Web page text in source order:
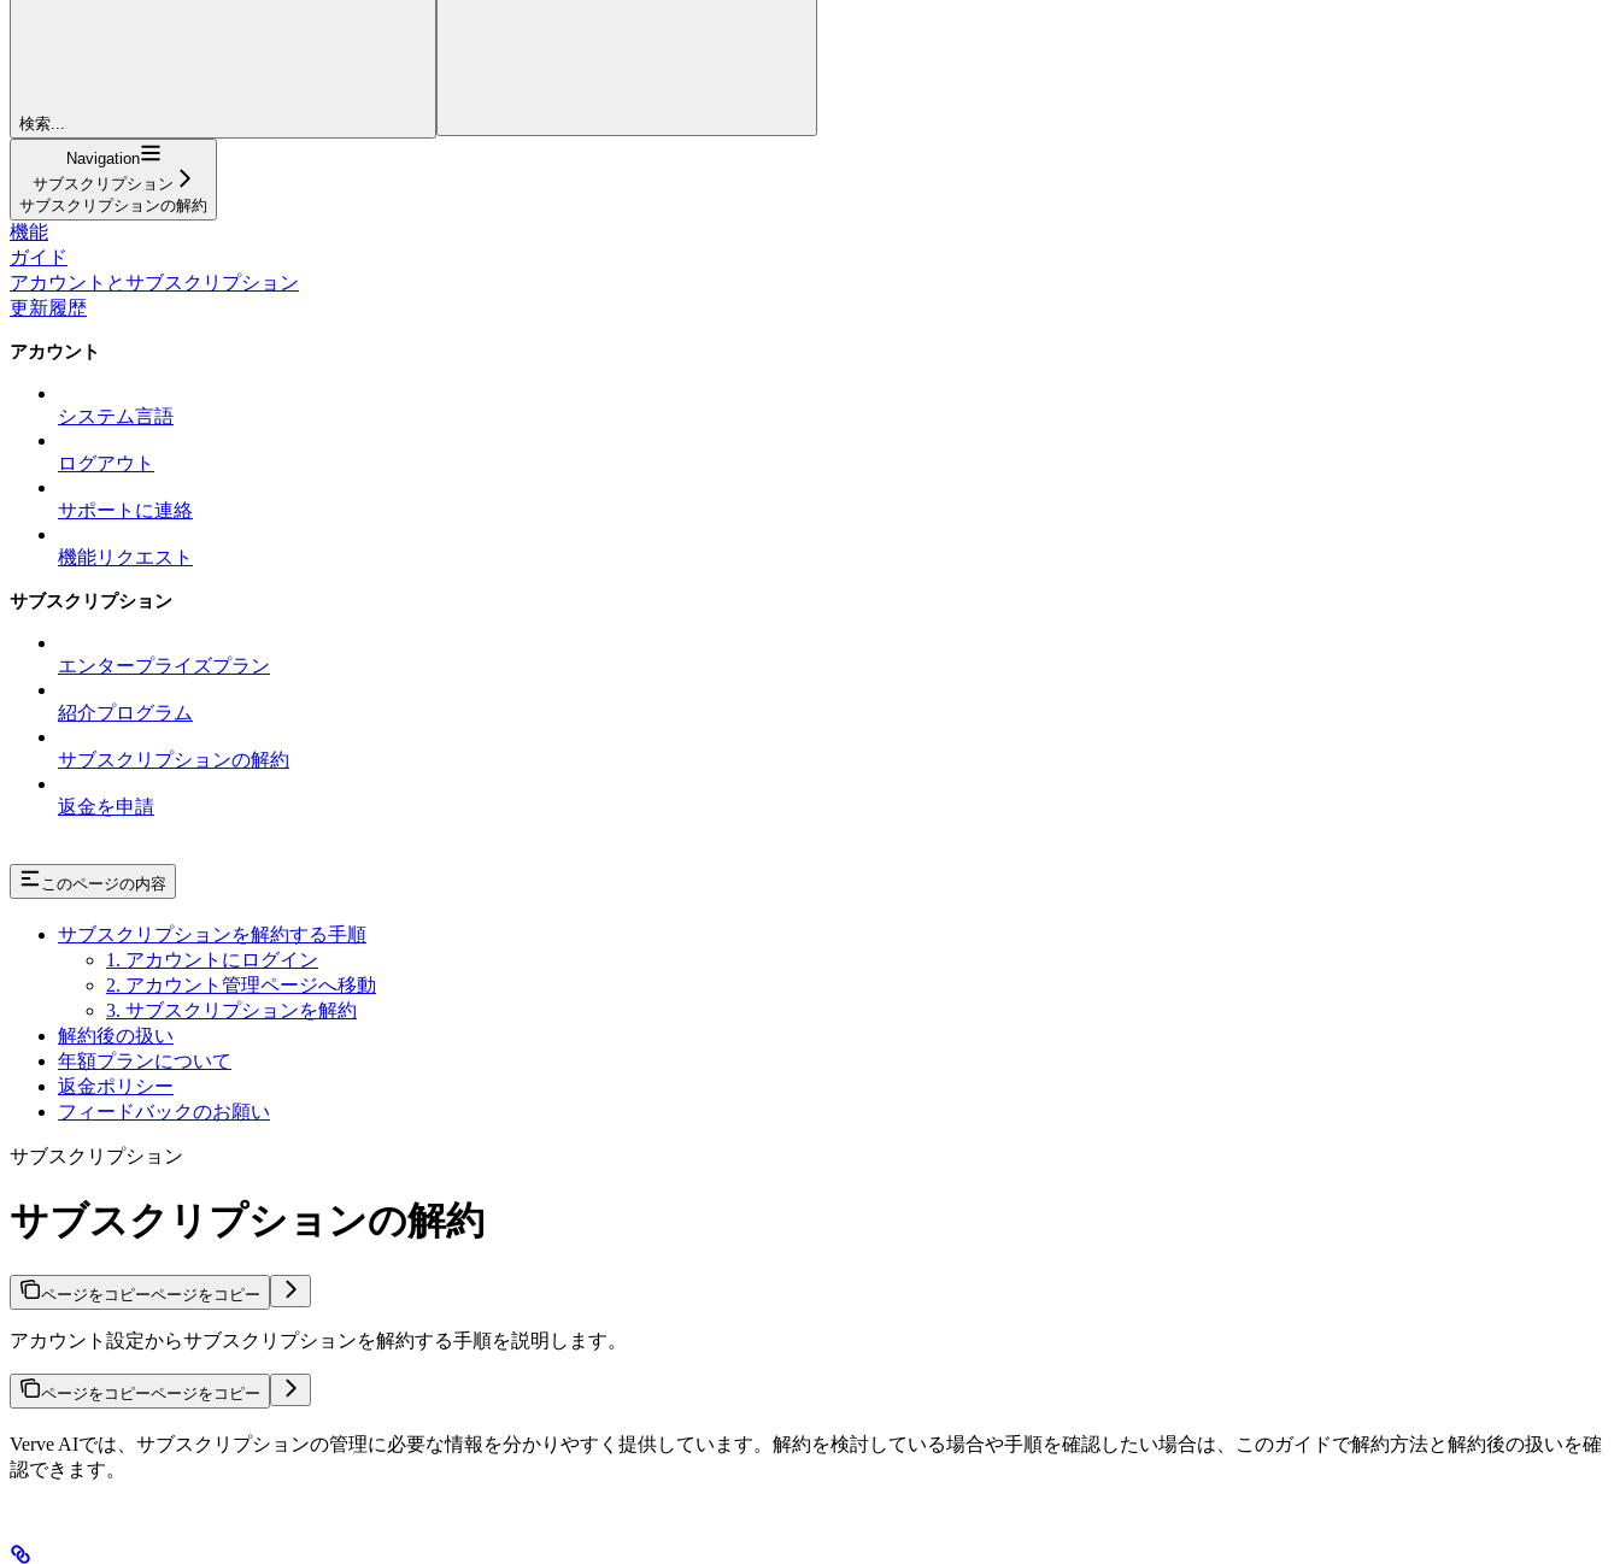
検索...
Navigation
サブスクリプション
サブスクリプションの解約
機能
ガイド
アカウントとサブスクリプション
更新履歴
アカウント
システム言語
ログアウト
サポートに連絡
機能リクエスト
サブスクリプション
エンタープライズプラン
紹介プログラム
サブスクリプションの解約
返金を申請
このページの内容
サブスクリプションを解約する手順
1. アカウントにログイン
2. アカウント管理ページへ移動
3. サブスクリプションを解約
解約後の扱い
年額プランについて
返金ポリシー
フィードバックのお願い
サブスクリプション
サブスクリプションの解約
ページをコピーページをコピー
アカウント設定からサブスクリプションを解約する手順を説明します。
ページをコピーページをコピー
Verve AIでは、サブスクリプションの管理に必要な情報を分かりやすく提供しています。解約を検討している場合や手順を確認したい場合は、このガイドで解約方法と解約後の扱いを確
認できます。